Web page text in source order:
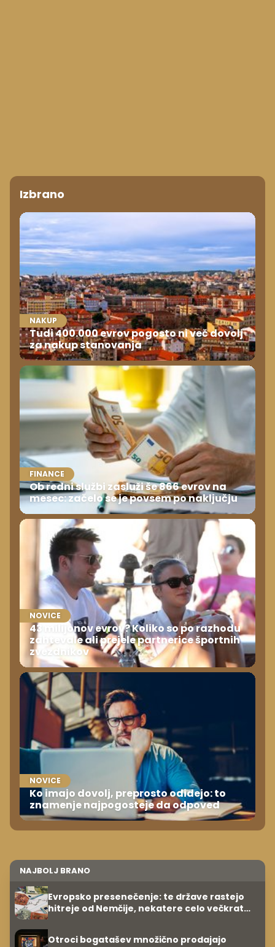
Izbrano
NAKUP
Tudi 400.000 evrov pogosto ni več dovolj
za nakup stanovanja
FINANCE
Ob redni službi zasluži še 866 evrov na
mesec: začelo se je povsem po naključju
NOVICE
43 milijonov evrov? Koliko so po razhodu
zahtevale ali prejele partnerice športnih
zvezdnikov
NOVICE
Ko imajo dovolj, preprosto odidejo: to
znamenje najpogosteje da odpoved
NAJBOLJ BRANO
Evropsko presenečenje: te države rastejo
hitreje od Nemčije, nekatere celo večkrat
Otroci bogatašev množično prodajajo